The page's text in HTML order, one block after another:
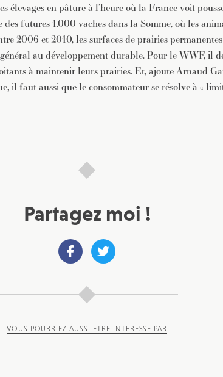
élevages en pâture à l’heure où la France voit
des futures 1.000 vaches dans la Somme, où les
2006 et 2010, les surfaces de prairies
au développement durable. Pour le WWF, il
à maintenir leurs prairies. Et, ajoute Arnaud
il faut aussi que le consommateur se résolve à «
Partagez moi !
VOUS POURRIEZ AUSSI ÊTRE INTÉRESSÉ PAR